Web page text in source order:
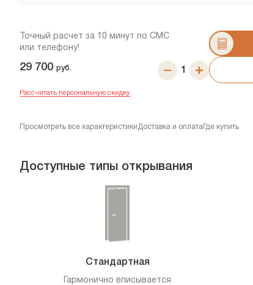
Точный расчет за 10 минут по СМС
или телефону!
29 700 руб.
Рассчитать персональную скидку
Просмотреть все характеристики Доставка и оплата Где купить
Доступные типы открывания
Стандартная
Гармонично вписывается